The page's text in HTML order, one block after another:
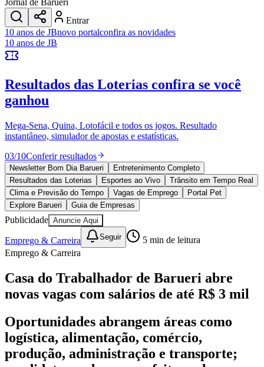
Transportes
Gastronomia
Cinema & Shows
JogosNovo
Anuncie no Portal
Cadastrar Empresa
Divulgar Vagas
Política
Esportes
Saúde
Segurança
Cultura
Meio Ambiente
Obras
Educação
Bairros de Barueri
AldeiaAldeia da SerraAldeia de BarueriAlphavilleBairro
Vista
Califórnia Carapicuíba Centro Chácaras Marco
RegiãoCotiaCruz PretaEngenho NovoFazenda
MilitarItapeviJandiraJardim AudirJardim BelvalJardim
Califórnia
Jardim dos Altos Jardim dos Camargos
EsperançaJardim GrazielaJardim Iracema Jardim ItaquitiJardim
Jornal de Barueri
Entrar
10 anos de JBnovo portalconfira as novidades
10 anos de JB
Resultados das Loterias confira se você
ganhou
Mega-Sena, Quina, Lotofácil e todos os jogos. Resultado
instantâneo, simulador de apostas e estatísticas.
03/10Conferir resultados
Newsletter Bom Dia Barueri
Entretenimento Completo
Resultados das Loterias
Esportes ao Vivo
Trânsito em Tempo Real
Clima e Previsão do Tempo
Vagas de Emprego
Portal Pet
Explore Barueri
Guia de Empresas
Publicidade Anuncie Aqui
Emprego & Carreira Seguir 5 min de leitura
Emprego & Carreira
Casa do Trabalhador de Barueri abre
novas vagas com salários de até R$ 3 mil
Oportunidades abrangem áreas como
logística, alimentação, comércio,
produção, administração e transporte;